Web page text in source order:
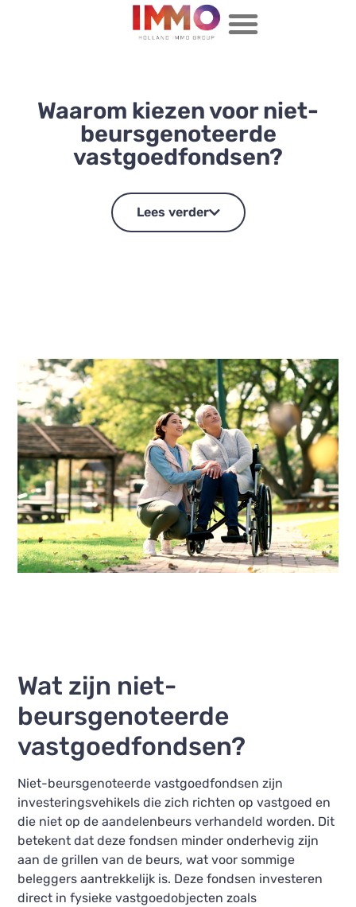
Waarom kiezen voor niet-
beursgenoteerde
vastgoedfondsen?
Lees verder
Wat zijn niet-
beursgenoteerde
vastgoedfondsen?
Niet-beursgenoteerde vastgoedfondsen zijn
investeringsvehikels die zich richten op vastgoed en
die niet op de aandelenbeurs verhandeld worden. Dit
betekent dat deze fondsen minder onderhevig zijn
aan de grillen van de beurs, wat voor sommige
beleggers aantrekkelijk is. Deze fondsen investeren
direct in fysieke vastgoedobjecten zoals